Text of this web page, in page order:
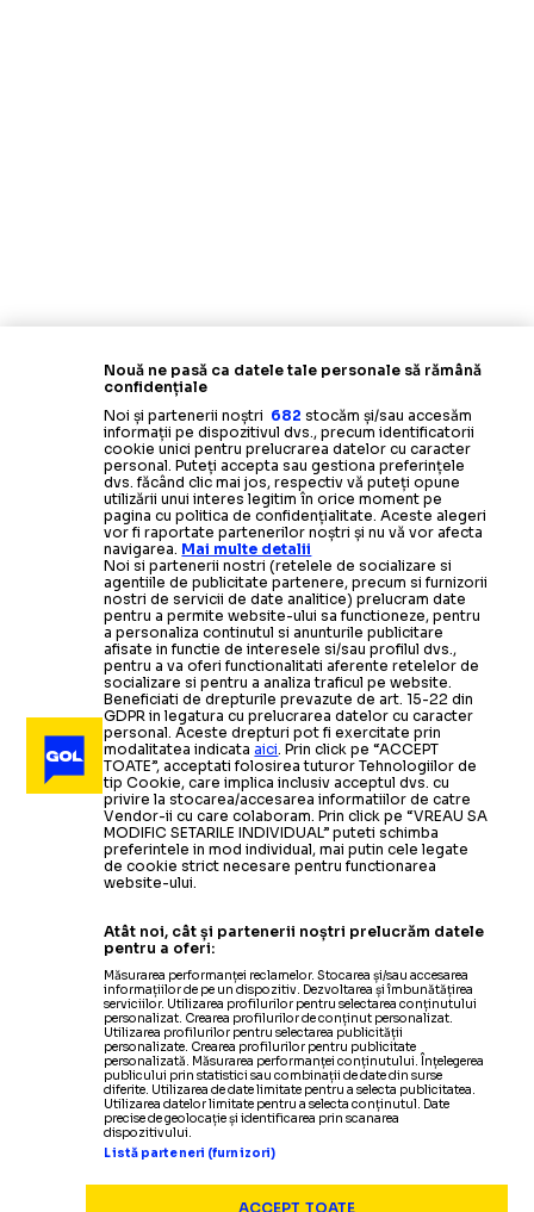
Nouă ne pasă ca datele tale personale să rămână
confidențiale
Noi și partenerii noștri 682 stocăm și/sau accesăm
informații pe dispozitivul dvs., precum identificatorii
cookie unici pentru prelucrarea datelor cu caracter
personal. Puteți accepta sau gestiona preferințele
dvs. făcând clic mai jos, respectiv vă puteți opune
utilizării unui interes legitim în orice moment pe
pagina cu politica de confidențialitate. Aceste alegeri
vor fi raportate partenerilor noștri și nu vă vor afecta
navigarea. Mai multe detalii
Noi si partenerii nostri (retelele de socializare si
agentiile de publicitate partenere, precum si furnizorii
nostri de servicii de date analitice) prelucram date
pentru a permite website-ului sa functioneze, pentru
a personaliza continutul si anunturile publicitare
afisate in functie de interesele si/sau profilul dvs.,
pentru a va oferi functionalitati aferente retelelor de
socializare si pentru a analiza traficul pe website.
Beneficiati de drepturile prevazute de art. 15-22 din
GDPR in legatura cu prelucrarea datelor cu caracter
personal. Aceste drepturi pot fi exercitate prin
modalitatea indicataaici. Prin click pe “ACCEPT
TOATE”, acceptati folosirea tuturor Tehnologiilor de
tip Cookie, care implica inclusiv acceptul dvs. cu
privire la stocarea/accesarea informatiilor de catre
Vendor-ii cu care colaboram. Prin click pe “VREAU SA
MODIFIC SETARILE INDIVIDUAL” puteti schimba
preferintele in mod individual, mai putin cele legate
de cookie strict necesare pentru functionarea
website-ului.
Atât noi, cât și partenerii noștri prelucrăm datele
pentru a oferi:
Măsurarea performanței reclamelor. Stocarea și/sau accesarea
informațiilor de pe un dispozitiv. Dezvoltarea și îmbunătățirea
serviciilor. Utilizarea profilurilor pentru selectarea conținutului
personalizat. Crearea profilurilor de conținut personalizat.
Utilizarea profilurilor pentru selectarea publicității
personalizate. Crearea profilurilor pentru publicitate
personalizată. Măsurarea performanței conținutului. Înțelegerea
publicului prin statistici sau combinații de date din surse
diferite. Utilizarea de date limitate pentru a selecta publicitatea.
Utilizarea datelor limitate pentru a selecta conținutul. Date
precise de geolocație și identificarea prin scanarea
dispozitivului.
Listă parteneri (furnizori)
ACCEPT TOATE